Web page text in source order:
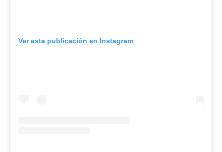
Ver esta publicación en Instagram